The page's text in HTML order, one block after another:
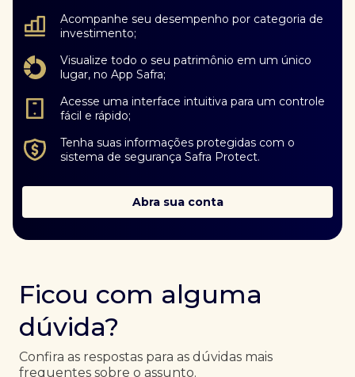
Acompanhe seu desempenho por categoria de
investimento;
Visualize todo o seu patrimônio em um único
lugar, no App Safra;
Acesse uma interface intuitiva para um controle
fácil e rápido;
Tenha suas informações protegidas com o
sistema de segurança Safra Protect.
Abra sua conta
Ficou com alguma
dúvida?
Confira as respostas para as dúvidas mais
frequentes sobre o assunto.